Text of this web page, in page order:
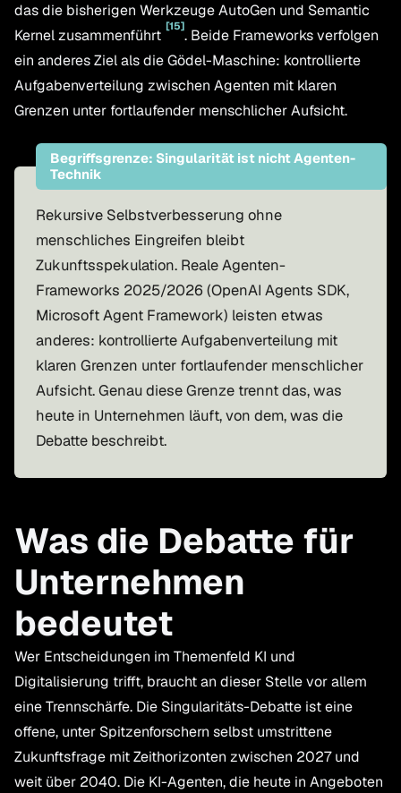
das die bisherigen Werkzeuge AutoGen und Semantic
Kernel zusammenführt
[15]
. Beide Frameworks verfolgen
ein anderes Ziel als die Gödel-Maschine: kontrollierte
Aufgabenverteilung zwischen Agenten mit klaren
Grenzen unter fortlaufender menschlicher Aufsicht.
Begriffsgrenze: Singularität ist nicht Agenten-
Technik
Rekursive Selbstverbesserung ohne
menschliches Eingreifen bleibt
Zukunftsspekulation. Reale Agenten-
Frameworks 2025/2026 (OpenAI Agents SDK,
Microsoft Agent Framework) leisten etwas
anderes: kontrollierte Aufgabenverteilung mit
klaren Grenzen unter fortlaufender menschlicher
Aufsicht. Genau diese Grenze trennt das, was
heute in Unternehmen läuft, von dem, was die
Debatte beschreibt.
Was die Debatte für
Unternehmen
bedeutet
Wer Entscheidungen im Themenfeld KI und
Digitalisierung trifft, braucht an dieser Stelle vor allem
eine Trennschärfe. Die Singularitäts-Debatte ist eine
offene, unter Spitzenforschern selbst umstrittene
Zukunftsfrage mit Zeithorizonten zwischen 2027 und
weit über 2040. Die KI-Agenten, die heute in Angeboten